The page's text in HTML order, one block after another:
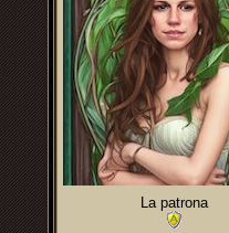
La patrona